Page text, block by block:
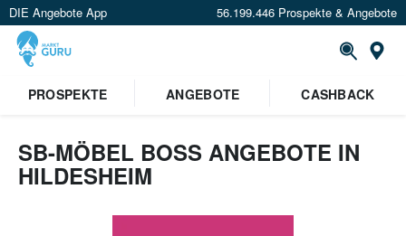
DIE Angebote App 56.199.446 Prospekte & Angebote
PROSPEKTE
ANGEBOTE CASHBACK
SB-MÖBEL BOSS ANGEBOTE IN
HILDESHEIM